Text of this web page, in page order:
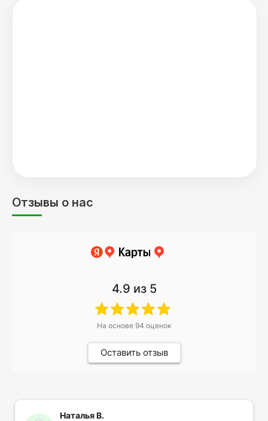
Отзывы о нас
4.9 из 5
На основе 94 оценок
Оставить отзыв
Наталья В.